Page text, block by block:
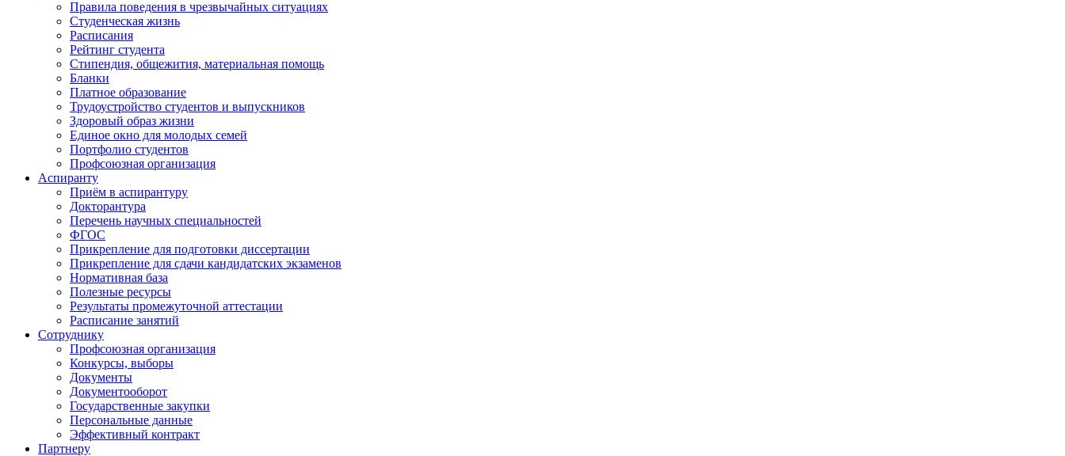
Правила поведения в чрезвычайных ситуациях
Студенческая жизнь
Расписания
Рейтинг студента
Стипендия, общежития, материальная помощь
Бланки
Платное образование
Трудоустройство студентов и выпускников
Здоровый образ жизни
Единое окно для молодых семей
Портфолио студентов
Профсоюзная организация
Аспиранту
Приём в аспирантуру
Докторантура
Перечень научных специальностей
ФГОС
Прикрепление для подготовки диссертации
Прикрепление для сдачи кандидатских экзаменов
Нормативная база
Полезные ресурсы
Результаты промежуточной аттестации
Расписание занятий
Сотруднику
Профсоюзная организация
Конкурсы, выборы
Документы
Документооборот
Государственные закупки
Персональные данные
Эффективный контракт
Партнеру